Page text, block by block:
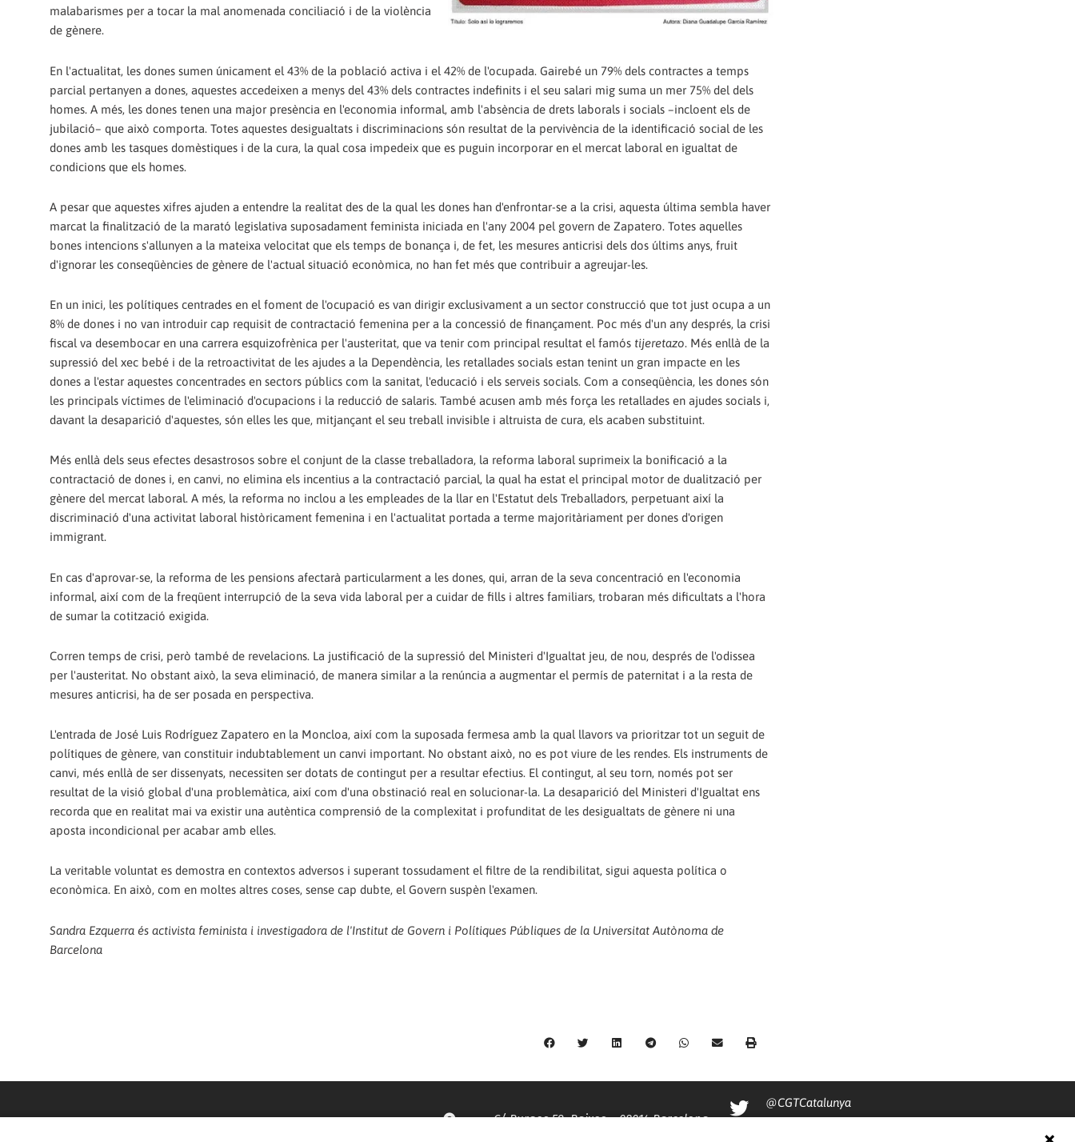
malabarismes per a tocar la mal anomenada conciliació i de la violència
de gènere.
En l'actualitat, les dones sumen únicament el 43% de la població activa i el 42% de l'ocupada. Gairebé un 79% dels contractes a temps
parcial pertanyen a dones, aquestes accedeixen a menys del 43% dels contractes indefinits i el seu salari mig suma un mer 75% del dels
homes. A més, les dones tenen una major presència en l'economia informal, amb l'absència de drets laborals i socials –incloent els de
jubilació– que això comporta. Totes aquestes desigualtats i discriminacions són resultat de la pervivència de la identificació social de les
dones amb les tasques domèstiques i de la cura, la qual cosa impedeix que es puguin incorporar en el mercat laboral en igualtat de
condicions que els homes.
A pesar que aquestes xifres ajuden a entendre la realitat des de la qual les dones han d'enfrontar-se a la crisi, aquesta última sembla haver
marcat la finalització de la marató legislativa suposadament feminista iniciada en l'any 2004 pel govern de Zapatero. Totes aquelles
bones intencions s'allunyen a la mateixa velocitat que els temps de bonança i, de fet, les mesures anticrisi dels dos últims anys, fruit
d'ignorar les conseqüències de gènere de l'actual situació econòmica, no han fet més que contribuir a agreujar-les.
En un inici, les polítiques centrades en el foment de l'ocupació es van dirigir exclusivament a un sector construcció que tot just ocupa a un
8% de dones i no van introduir cap requisit de contractació femenina per a la concessió de finançament. Poc més d'un any després, la crisi
fiscal va desembocar en una carrera esquizofrènica per l'austeritat, que va tenir com principal resultat el famós tijeretazo. Més enllà de la
supressió del xec bebé i de la retroactivitat de les ajudes a la Dependència, les retallades socials estan tenint un gran impacte en les
dones a l'estar aquestes concentrades en sectors públics com la sanitat, l'educació i els serveis socials. Com a conseqüència, les dones són
les principals víctimes de l'eliminació d'ocupacions i la reducció de salaris. També acusen amb més força les retallades en ajudes socials i,
davant la desaparició d'aquestes, són elles les que, mitjançant el seu treball invisible i altruista de cura, els acaben substituint.
Més enllà dels seus efectes desastrosos sobre el conjunt de la classe treballadora, la reforma laboral suprimeix la bonificació a la
contractació de dones i, en canvi, no elimina els incentius a la contractació parcial, la qual ha estat el principal motor de dualització per
gènere del mercat laboral. A més, la reforma no inclou a les empleades de la llar en l'Estatut dels Treballadors, perpetuant així la
discriminació d'una activitat laboral històricament femenina i en l'actualitat portada a terme majoritàriament per dones d'origen
immigrant.
En cas d'aprovar-se, la reforma de les pensions afectarà particularment a les dones, qui, arran de la seva concentració en l'economia
informal, així com de la freqüent interrupció de la seva vida laboral per a cuidar de fills i altres familiars, trobaran més dificultats a l'hora
de sumar la cotització exigida.
Corren temps de crisi, però també de revelacions. La justificació de la supressió del Ministeri d'Igualtat jeu, de nou, després de l'odissea
per l'austeritat. No obstant això, la seva eliminació, de manera similar a la renúncia a augmentar el permís de paternitat i a la resta de
mesures anticrisi, ha de ser posada en perspectiva.
L'entrada de José Luis Rodríguez Zapatero en la Moncloa, així com la suposada fermesa amb la qual llavors va prioritzar tot un seguit de
polítiques de gènere, van constituir indubtablement un canvi important. No obstant això, no es pot viure de les rendes. Els instruments de
canvi, més enllà de ser dissenyats, necessiten ser dotats de contingut per a resultar efectius. El contingut, al seu torn, només pot ser
resultat de la visió global d'una problemàtica, així com d'una obstinació real en solucionar-la. La desaparició del Ministeri d'Igualtat ens
recorda que en realitat mai va existir una autèntica comprensió de la complexitat i profunditat de les desigualtats de gènere ni una
aposta incondicional per acabar amb elles.
La veritable voluntat es demostra en contextos adversos i superant tossudament el filtre de la rendibilitat, sigui aquesta política o
econòmica. En això, com en moltes altres coses, sense cap dubte, el Govern suspèn l'examen.
Sandra Ezquerra és activista feminista i investigadora de l'Institut de Govern i Polítiques Públiques de la Universitat Autònoma de
Barcelona
C/ Burgos 59, Baixos – 08014 Barcelona
@CGTCatalunya